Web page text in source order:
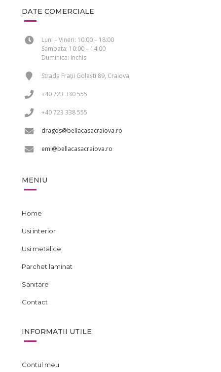
DATE COMERCIALE
Luni – Vineri: 10:00 – 18:00
Sambata: 10:00 – 14:00
Duminica: Inchis
Strada Frații Golești 89, Craiova
+40 723 330 555
+40 723 338 555
dragos@bellacasacraiova.ro
emi@bellacasacraiova.ro
MENIU
Home
Usi interior
Usi metalice
Parchet laminat
Sanitare
Contact
INFORMATII UTILE
Contul meu